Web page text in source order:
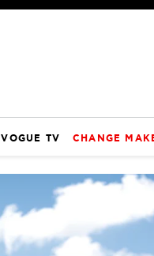
VOGUE TV CHANGE